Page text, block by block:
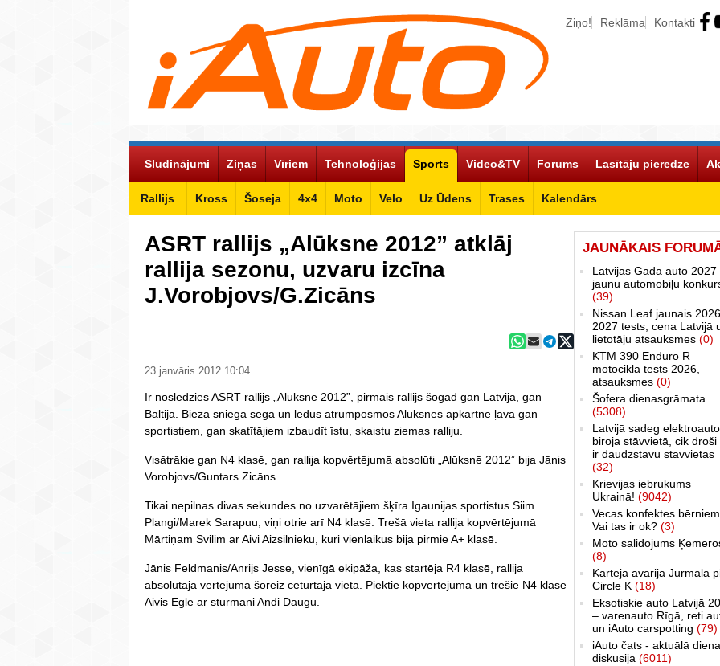
Ziņo! Reklāma Kontakti
Sludinājumi Ziņas Vīriem Tehnoloģijas Sports
Rallijs Kross Šoseja 4x4 Moto Velo Uz Ūdens Trases Kalendārs
Video&TV Forums Lasītāju pieredze
ASRT rallijs „Alūksne 2012” atklāj
rallija sezonu, uzvaru izcīna
J.Vorobjovs/G.Zicāns
23.janvāris 2012 10:04
Ir noslēdzies ASRT rallijs „Alūksne 2012”, pirmais rallijs šogad gan Latvijā, gan
Baltijā. Biezā sniega sega un ledus ātrumposmos Alūksnes apkārtnē ļāva gan
sportistiem, gan skatītājiem izbaudīt īstu, skaistu ziemas ralliju.
Visātrākie gan N4 klasē, gan rallija kopvērtējumā absolūti „Alūksnē 2012” bija Jānis
Vorobjovs/Guntars Zicāns.
Tikai nepilnas divas sekundes no uzvarētājiem šķīra Igaunijas sportistus Siim
Plangi/Marek Sarapuu, viņi otrie arī N4 klasē. Trešā vieta rallija kopvērtējumā
Mārtiņam Svilim ar Aivi Aizsilnieku, kuri vienlaikus bija pirmie A+ klasē.
Jānis Feldmanis/Anrijs Jesse, vienīgā ekipāža, kas startēja R4 klasē, rallija
absolūtajā vērtējumā šoreiz ceturtajā vietā. Piektie kopvērtējumā un trešie N4 klasē
Aivis Egle ar stūrmani Andi Daugu.
JAUNĀKAIS
Latvijas Gada auto 2027
jaunu automobiļu
(39)
Nissan Leaf jaunais
2027 tests, cena Latvijā
lietotāju atsauksmes (0)
KTM 390 Enduro R
motocikla tests 2026,
atsauksmes (0)
Šofera dienasgrāmata.
(5308)
Latvijā sadeg elektroauto
biroja stāvvietā, cik droši
ir daudzstāvu stāvvietās
(32)
Krievijas iebrukums
Ukrainā! (9042)
Vecas konfektes
Vai tas ir ok? (3)
Moto salidojums
(8)
Kārtējā avārija Jūrmalā
Circle K (18)
Eksotiskie auto Latvijā
– varenauto Rīgā, reti
un iAuto carspotting (79)
iAuto čats - aktuālā
diskusija (6011)